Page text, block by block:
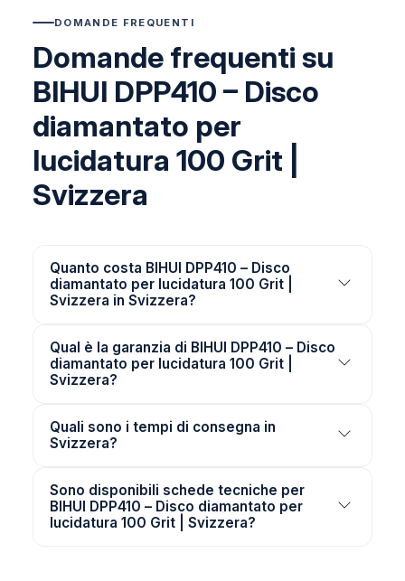
DOMANDE FREQUENTI
Domande frequenti su
BIHUI DPP410 – Disco
diamantato per
lucidatura 100 Grit |
Svizzera
Quanto costa BIHUI DPP410 – Disco
diamantato per lucidatura 100 Grit |
Svizzera in Svizzera?
Qual è la garanzia di BIHUI DPP410 – Disco
diamantato per lucidatura 100 Grit |
Svizzera?
Quali sono i tempi di consegna in
Svizzera?
Sono disponibili schede tecniche per
BIHUI DPP410 – Disco diamantato per
lucidatura 100 Grit | Svizzera?